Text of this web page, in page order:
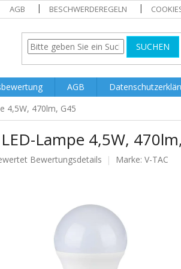
AGB BESCHWERDEREGELN
SUCHEN
AGB
4,5W, 470lm, G45
Lampe 4,5W,
Bewertungsdetails Marke: V-TAC